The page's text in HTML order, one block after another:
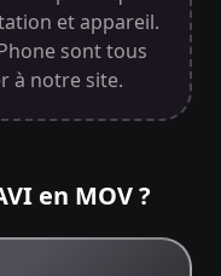
et appareil.
sont tous
à notre site.
en MOV ?